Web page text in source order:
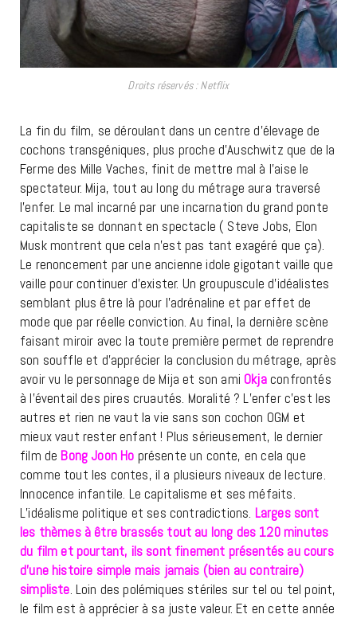
Droits réservés : Netflix
La fin du film, se déroulant dans un centre d’élevage de
cochons transgéniques, plus proche d’Auschwitz que de la
Ferme des Mille Vaches, finit de mettre mal à l’aise le
spectateur. Mija, tout au long du métrage aura traversé
l’enfer. Le mal incarné par une incarnation du grand ponte
capitaliste se donnant en spectacle ( Steve Jobs, Elon
Musk montrent que cela n’est pas tant exagéré que ça).
Le renoncement par une ancienne idole gigotant vaille que
vaille pour continuer d’exister. Un groupuscule d’idéalistes
semblant plus être là pour l’adrénaline et par effet de
mode que par réelle conviction. Au final, la dernière scène
faisant miroir avec la toute première permet de reprendre
son souffle et d’apprécier la conclusion du métrage, après
avoir vu le personnage de Mija et son amiOkja confrontés
à l’éventail des pires cruautés. Moralité ? L’enfer c’est les
autres et rien ne vaut la vie sans son cochon OGM et
mieux vaut rester enfant ! Plus sérieusement, le dernier
film deBong Joon Ho présente un conte, en cela que
comme tout les contes, il a plusieurs niveaux de lecture.
Innocence infantile. Le capitalisme et ses méfaits.
L’idéalisme politique et ses contradictions. Larges sont
les thèmes à être brassés tout au long des 120 minutes
du film et pourtant, ils sont finement présentés au cours
d’une histoire simple mais jamais (bien au contraire)
simpliste. Loin des polémiques stériles sur tel ou tel point,
le film est à apprécier à sa juste valeur. Et en cette année